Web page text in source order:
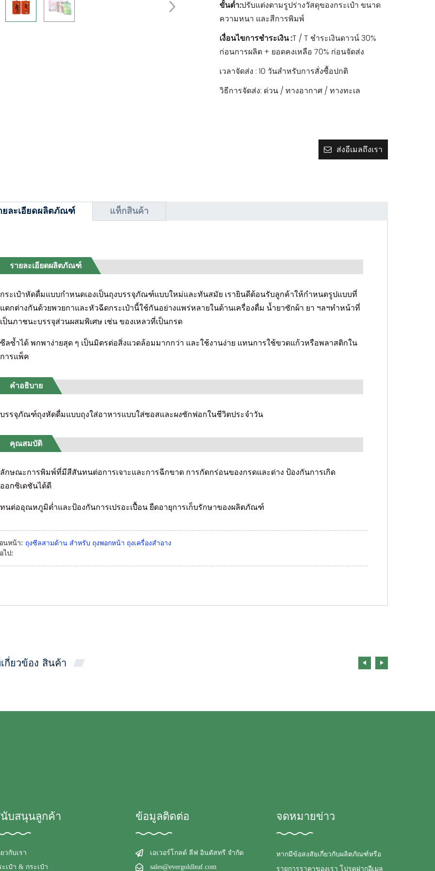
ขั้นต่ำ:ปรับแต่งตามรูปร่างวัสดุของกระเป๋า ขนาด
ความหนา และสีการพิมพ์
เงื่อนไขการชำระเงิน :T / T ชำระเงินดาวน์ 30%
ก่อนการผลิต + ยอดคงเหลือ 70% ก่อนจัดส่ง
เวลาจัดส่ง : 10 วันสำหรับการสั่งซื้อปกติ
วิธีการจัดส่ง: ด่วน / ทางอากาศ / ทางทะเล
ส่งอีเมลถึงเรา
ยละเอียดผลิตภัณฑ์ แท็กสินค้า
รายละเอียดผลิตภัณฑ์
กระเป๋าหัดดื่มแบบกำหนดเองเป็นถุงบรรจุภัณฑ์แบบใหม่และทันสมัย ​​เรายินดีต้อนรับลูกค้าให้กำหนดรูปแบบที่
แตกต่างกันด้วยพวยกาและหัวฉีดกระเป๋านี้ใช้กันอย่างแพร่หลายในด้านเครื่องดื่ม น้ำยาซักผ้า ยา ฯลฯทำหน้าที่
เป็นภาชนะบรรจุส่วนผสมพิเศษ เช่น ของเหลวที่เป็นกรด
ซีลซ้ำได้ พกพาง่ายสุด ๆ เป็นมิตรต่อสิ่งแวดล้อมมากกว่า และใช้งานง่าย แทนการใช้ขวดแก้วหรือพลาสติกใน
การแพ็ค
คำอธิบาย
บรรจุภัณฑ์ถุงหัดดื่มแบบถุงใส่อาหารแบบใส่ซอสและผงซักฟอกในชีวิตประจำวัน
คุณสมบัติ
ลักษณะการพิมพ์ที่มีสีสันทนต่อการเจาะและการฉีกขาด การกัดกร่อนของกรดและด่าง ป้องกันการเกิด
ออกซิเดชันได้ดี
ทนต่ออุณหภูมิต่ำและป้องกันการเปรอะเปื้อน ยืดอายุการเก็บรักษาของผลิตภัณฑ์
นหน้า: ถุงซีลสามด้าน สำหรับ ถุงพอกหน้า ถุงเครื่องสำอาง
ไป:
กี่ยวข้อง สินค้า
บสนุนลูกค้า
ยวกับเรา
ะเป๋า & กระเป๋า
ข้อมูลติดต่อ
เอเวอร์โกลด์ ลีฟ อินดัสทรี จำกัด
sales@evergoldleaf.com
จดหมายข่าว
หากมีข้อสงสัยเกี่ยวกับผลิตภัณฑ์หรือ
รายการราคาของเรา โปรดฝากอีเมล